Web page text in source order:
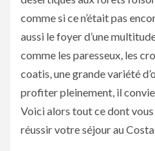
comme si ce n’était pas
aussi le foyer d’une
comme les paresseux, les
coatis, une grande variété
profiter pleinement, il
Voici alors tout ce dont
réussir votre séjour au